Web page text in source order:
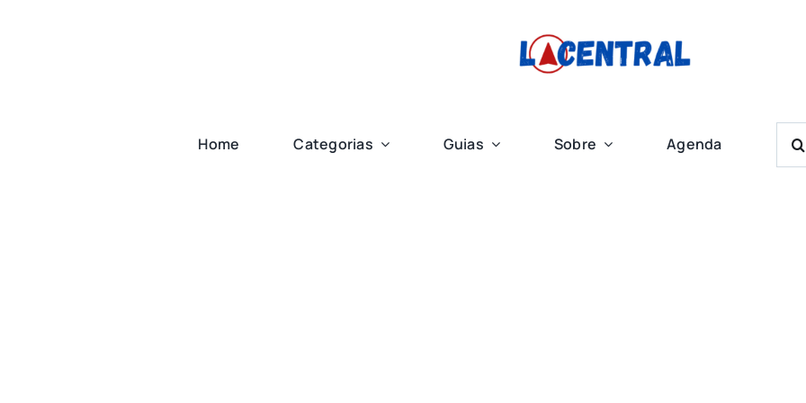
Home Categorias Guias Sobre Agenda